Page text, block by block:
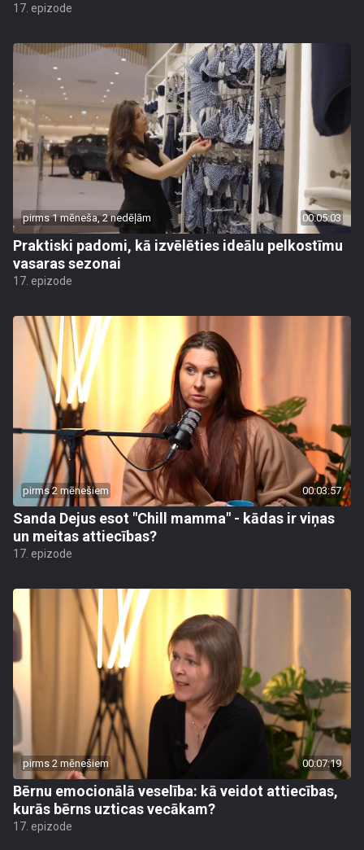
17. epizode
pirms 1 mēneša, 2 nedēļām 00:05:03
Praktiski padomi, kā izvēlēties ideālu pelkostīmu
vasaras sezonai
17. epizode
pirms 2 mēnešiem 00:03:57
Sanda Dejus esot "Chill mamma" - kādas ir viņas
un meitas attiecības?
17. epizode
pirms 2 mēnešiem 00:07:19
Bērnu emocionālā veselība: kā veidot attiecības,
kurās bērns uzticas vecākam?
17. epizode